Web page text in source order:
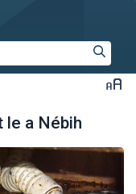
le a Nébih